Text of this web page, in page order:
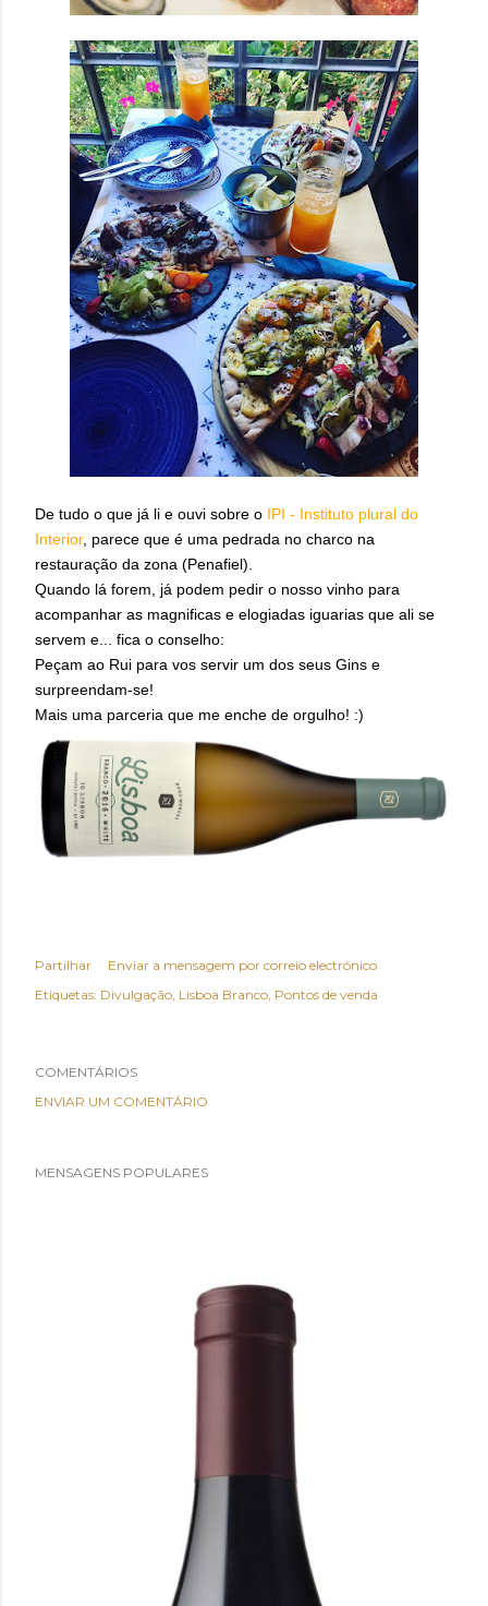
De tudo o que já li e ouvi sobre o IPI - Instituto plural do
Interior, parece que é uma pedrada no charco na
restauração da zona (Penafiel).
Quando lá forem, já podem pedir o nosso vinho para
acompanhar as magnificas e elogiadas iguarias que ali se
servem e... fica o conselho:
Peçam ao Rui para vos servir um dos seus Gins e
surpreendam-se!
Mais uma parceria que me enche de orgulho! :)
Partilhar
Enviar a mensagem por correio electrónico
Etiquetas: Divulgação Lisboa Branco Pontos de venda
COMENTÁRIOS
ENVIAR UM COMENTÁRIO
MENSAGENS POPULARES